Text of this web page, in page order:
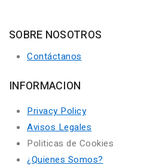
SOBRE NOSOTROS
Contáctanos
INFORMACION
Privacy Policy
Avisos Legales
Politicas de Cookies
¿Quienes Somos?